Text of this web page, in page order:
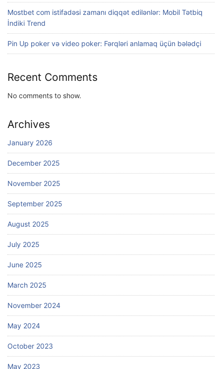
Mostbet com istifadəsi zamanı diqqət edilənlər: Mobil Tətbiq
İndiki Trend
Pin Up poker və video poker: Fərqləri anlamaq üçün bələdçi
Recent Comments
No comments to show.
Archives
January 2026
December 2025
November 2025
September 2025
August 2025
July 2025
June 2025
March 2025
November 2024
May 2024
October 2023
May 2023